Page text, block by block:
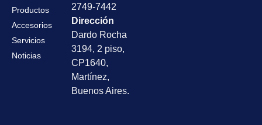
Productos
Accesorios
Servicios
Noticias
2749-7442
Dirección
Dardo Rocha
3194, 2 piso,
CP1640,
Martínez,
Buenos Aires.